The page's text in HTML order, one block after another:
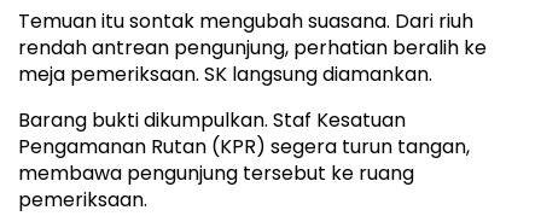
Temuan itu sontak mengubah suasana. Dari riuh
rendah antrean pengunjung, perhatian beralih ke
meja pemeriksaan. SK langsung diamankan.
Barang bukti dikumpulkan. Staf Kesatuan
Pengamanan Rutan (KPR) segera turun tangan,
membawa pengunjung tersebut ke ruang
pemeriksaan.